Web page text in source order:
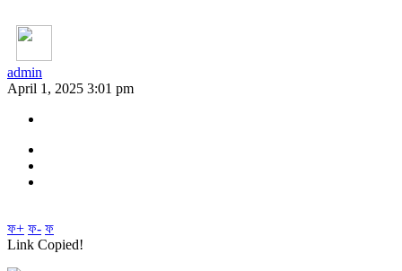
admin
April 1, 2025 3:01 pm
ফ+ ফ- ফ
Link Copied!